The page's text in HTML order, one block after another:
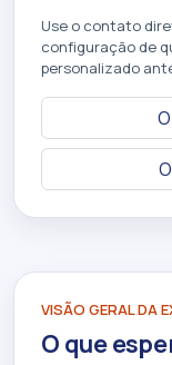
Use o contato
configuração de
personalizado
VISÃO GERAL DA
O que